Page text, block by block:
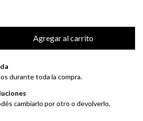
durante toda la compra.
cambiarlo por otro o devolverlo.